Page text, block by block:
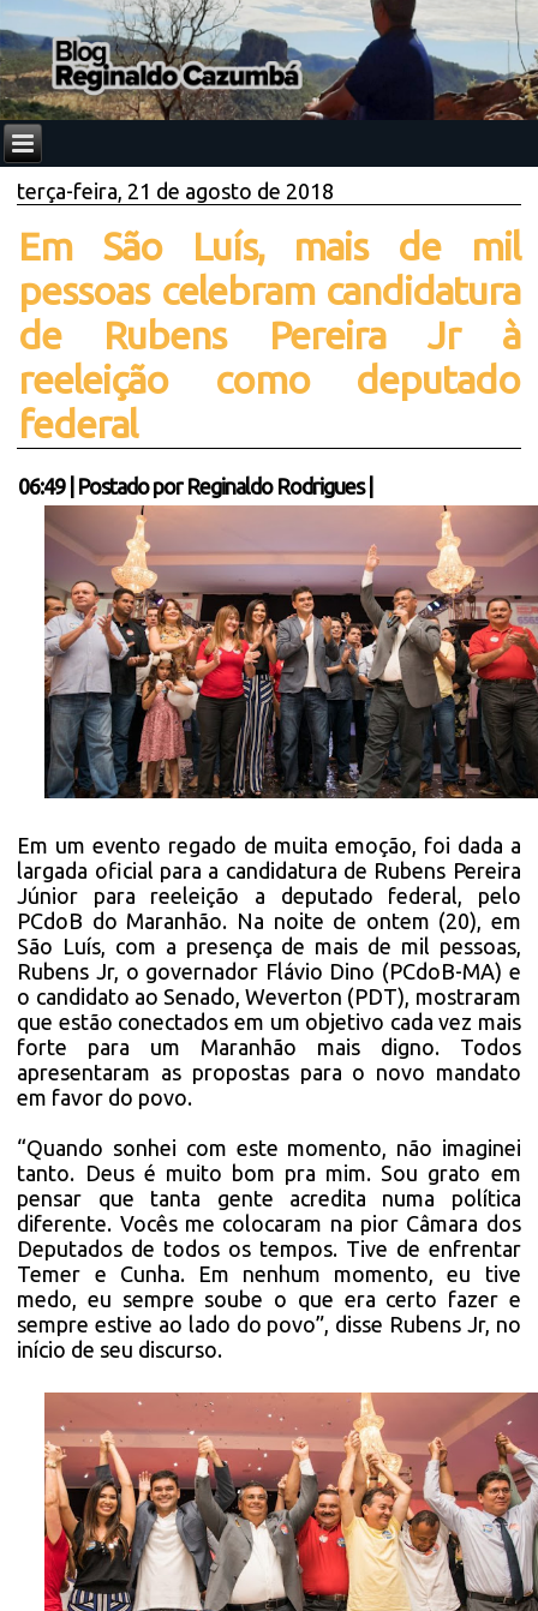
terça-feira, 21 de agosto de 2018
Em São Luís, mais de mil
pessoas celebram candidatura
de Rubens Pereira Jr à
reeleição como deputado
federal
06:49| Postado por Reginaldo Rodrigues
Em um evento regado de muita emoção, foi dada a
largada oficial para a candidatura de Rubens Pereira
Júnior para reeleição a deputado federal, pelo
PCdoB do Maranhão. Na noite de ontem (20), em
São Luís, com a presença de mais de mil pessoas,
Rubens Jr, o governador Flávio Dino (PCdoB-MA) e
o candidato ao Senado, Weverton (PDT), mostraram
que estão conectados em um objetivo cada vez mais
forte para um Maranhão mais digno. Todos
apresentaram as propostas para o novo mandato
em favor do povo.
“Quando sonhei com este momento, não imaginei
tanto. Deus é muito bom pra mim. Sou grato em
pensar que tanta gente acredita numa política
diferente. Vocês me colocaram na pior Câmara dos
Deputados de todos os tempos. Tive de enfrentar
Temer e Cunha. Em nenhum momento, eu tive
medo, eu sempre soube o que era certo fazer e
sempre estive ao lado do povo”, disse Rubens Jr, no
início de seu discurso.